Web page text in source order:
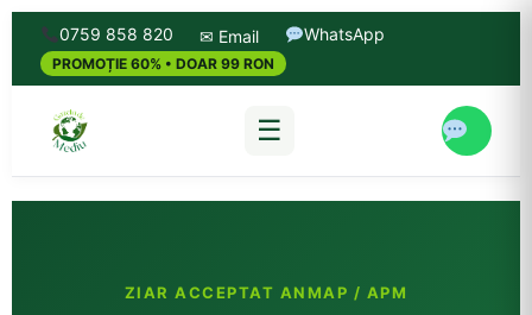
0759 858 820 ✉ Email WhatsApp
PROMOȚIE 60% • DOAR 99 RON
☰
ZIAR ACCEPTAT ANMAP / APM